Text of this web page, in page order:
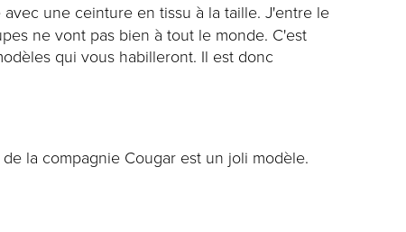
une ceinture en tissu à la taille. J'entre le
ne vont pas bien à tout le monde. C'est
qui vous habilleront. Il est donc
de la compagnie Cougar est un joli modèle.